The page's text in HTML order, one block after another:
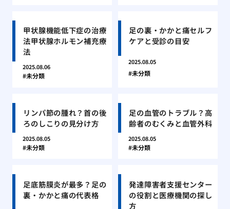
甲状腺機能低下症の治療
法甲状腺ホルモン補充療
法
2025.08.06
未分類
足の裏・かかと痛セルフ
ケアと受診の目安
2025.08.05
未分類
リンパ節の腫れ？首の後
ろのしこりの見分け方
2025.08.05
未分類
足の血管のトラブル？高
齢者のむくみと血管外科
2025.08.05
未分類
足底筋膜炎が最多？足の
裏・かかと痛の代表格
発達障害者支援センター
の役割と医療機関の探し
方